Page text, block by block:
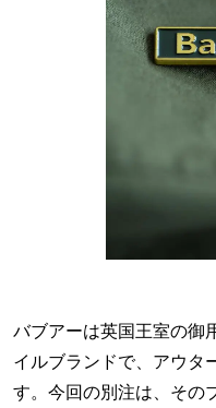
バブアーは英国王室の御
イルブランドで、アウタ
す。今回の別注は、その